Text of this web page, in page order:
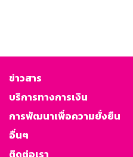
ข่าวสาร
บริการทางการเงิน
การพัฒนาเพื่อความยั่งยืน
อื่นๆ